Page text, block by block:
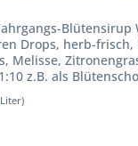
Blütensirup
Drops, herb-frisch,
Melisse,
z.B. als